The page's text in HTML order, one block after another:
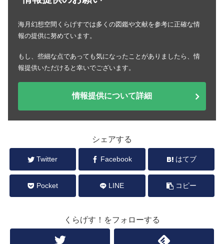
海月幻想空間くらげすでは多くの図鑑や文献を参考に正確な情
報の提供に努めています。
もし、些細な点であっても気になったことがありましたら、情
報提供いただけると幸いでございます。
情報提供について詳細
シェアする
Twitter Facebook はてブ
Pocket LINE コピー
くらげす！をフォローする